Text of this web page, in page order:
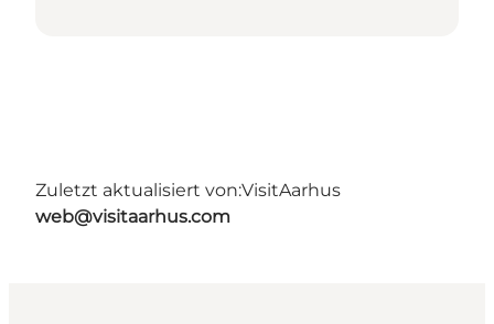
Zuletzt aktualisiert von:VisitAarhus
web@visitaarhus.com